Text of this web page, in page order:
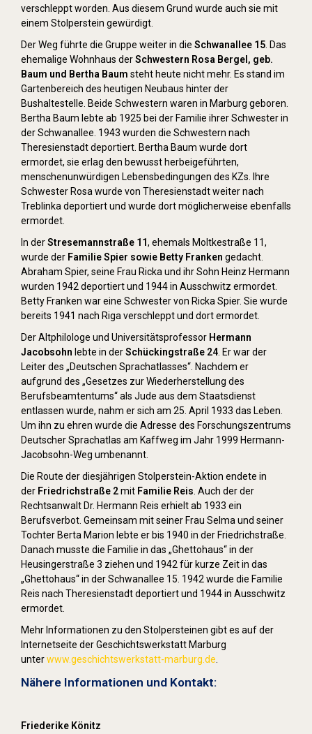
verschleppt worden. Aus diesem Grund wurde auch sie mit
einem Stolperstein gewürdigt.
Der Weg führte die Gruppe weiter in die Schwanallee 15 . Das
ehemalige Wohnhaus derSchwestern Rosa Bergel, geb.
Baum und Bertha Baum steht heute nicht mehr. Es stand im
Gartenbereich des heutigen Neubaus hinter der
Bushaltestelle. Beide Schwestern waren in Marburg geboren.
Bertha Baum lebte ab 1925 bei der Familie ihrer Schwester in
der Schwanallee. 1943 wurden die Schwestern nach
Theresienstadt deportiert. Bertha Baum wurde dort
ermordet, sie erlag den bewusst herbeigeführten,
menschenunwürdigen Lebensbedingungen des KZs. Ihre
Schwester Rosa wurde von Theresienstadt weiter nach
Treblinka deportiert und wurde dort möglicherweise ebenfalls
ermordet.
In derStresemannstraße 11, ehemals Moltkestraße 11,
wurde der Familie Spier sowie Betty Franken gedacht.
Abraham Spier, seine Frau Ricka und ihr Sohn Heinz Hermann
wurden 1942 deportiert und 1944 in Ausschwitz ermordet.
Betty Franken war eine Schwester von Ricka Spier. Sie wurde
bereits 1941 nach Riga verschleppt und dort ermordet.
Der Altphilologe und Universitätsprofessor Hermann
Jacobsohn lebte in derSchückingstraße 24 . Er war der
Leiter des „Deutschen Sprachatlasses“. Nachdem er
aufgrund des „Gesetzes zur Wiederherstellung des
Berufsbeamtentums“ als Jude aus dem Staatsdienst
entlassen wurde, nahm er sich am 25. April 1933 das Leben.
Um ihn zu ehren wurde die Adresse des Forschungszentrums
Deutscher Sprachatlas am Kaffweg im Jahr 1999 Hermann-
Jacobsohn-Weg umbenannt.
Die Route der diesjährigen Stolperstein-Aktion endete in
der Friedrichstraße 2mit Familie Reis . Auch der der
Rechtsanwalt Dr. Hermann Reis erhielt ab 1933 ein
Berufsverbot. Gemeinsam mit seiner Frau Selma und seiner
Tochter Berta Marion lebte er bis 1940 in der Friedrichstraße.
Danach musste die Familie in das „Ghettohaus“ in der
Heusingerstraße 3 ziehen und 1942 für kurze Zeit in das
„Ghettohaus“ in der Schwanallee 15. 1942 wurde die Familie
Reis nach Theresienstadt deportiert und 1944 in Ausschwitz
ermordet.
Mehr Informationen zu den Stolpersteinen gibt es auf der
Internetseite der Geschichtswerkstatt Marburg
unterwww.geschichtswerkstatt-marburg.de
Nähere Informationen und Kontakt:
Friederike Könitz